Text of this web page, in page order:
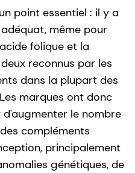
point essentiel : il y a
même pour
folique et la
reconnus par les
dans la plupart des
marques ont donc
le nombre
compléments
principalement
génétiques, de